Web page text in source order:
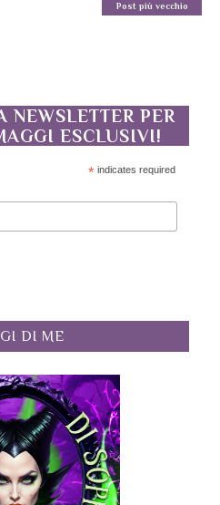
Post più vecchio
NEWSLETTER PER
ESCLUSIVI!
* indicates required
DI ME